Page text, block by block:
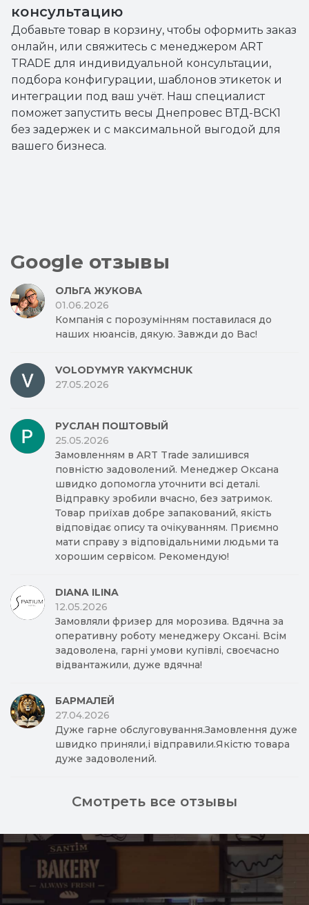
консультацию
Добавьте товар в корзину, чтобы оформить заказ
онлайн, или свяжитесь с менеджером ART
TRADE для индивидуальной консультации,
подбора конфигурации, шаблонов этикеток и
интеграции под ваш учёт. Наш специалист
поможет запустить весы Днепровес ВТД-ВСК1
без задержек и с максимальной выгодой для
вашего бизнеса.
Google отзывы
ОЛЬГА ЖУКОВА
01.06.2026
Компанія с порозумінням поставилася до
наших нюансів, дякую. Завжди до Вас!
VOLODYMYR YAKYMCHUK
27.05.2026
РУСЛАН ПОШТОВЫЙ
25.05.2026
Замовленням в ART Trade залишився
повністю задоволений. Менеджер Оксана
швидко допомогла уточнити всі деталі.
Відправку зробили вчасно, без затримок.
Товар приїхав добре запакований, якість
відповідає опису та очікуванням. Приємно
мати справу з відповідальними людьми та
хорошим сервісом. Рекомендую!
DIANA ILINA
12.05.2026
Замовляли фризер для морозива. Вдячна за
оперативну роботу менеджеру Оксані. Всім
задоволена, гарні умови купівлі, своєчасно
відвантажили, дуже вдячна!
БАРМАЛЕЙ
27.04.2026
Дуже гарне обслуговування.Замовлення дуже
швидко приняли,і відправили.Якістю товара
дуже задоволений.
Смотреть все отзывы